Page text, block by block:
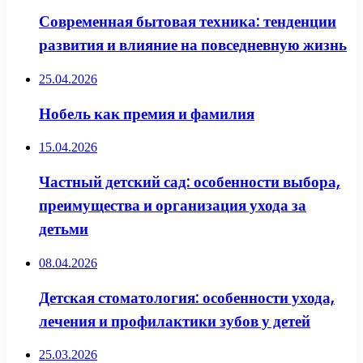
Современная бытовая техника: тенденции
развития и влияние на повседневную жизнь
25.04.2026
Нобель как премия и фамилия
15.04.2026
Частный детский сад: особенности выбора,
преимущества и организация ухода за
детьми
08.04.2026
Детская стоматология: особенности ухода,
лечения и профилактики зубов у детей
25.03.2026